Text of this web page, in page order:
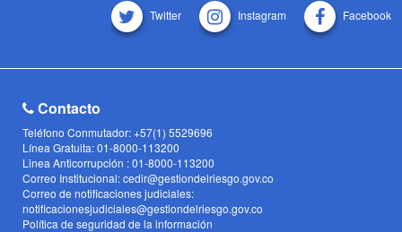
Twitter Instagram Facebook
Contacto
Teléfono Conmutador: +57(1) 5529696
Línea Gratuita: 01-8000-113200
Linea Anticorrupción : 01-8000-113200
Correo Institucional: cedir@gestiondelriesgo.gov.co
Correo de notificaciones judiciales:
notificacionesjudiciales@gestiondelriesgo.gov.co
Política de seguridad de la información